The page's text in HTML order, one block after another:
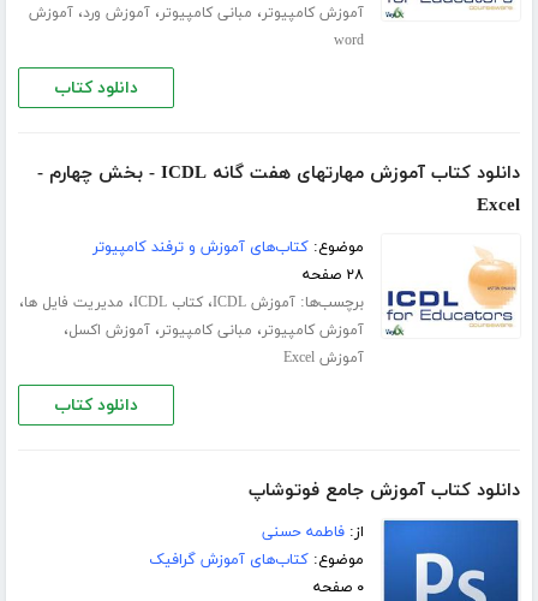
آموزش کامپیوتر، مبانی کامپیوتر،آموزش ورد،آموزش
word
دانلود کتاب
دانلود کتاب آموزش مهارتهای هفت گانه ICDL - بخش چهارم -
Excel
موضوع:کتاب‌های آموزش و ترفند کامپیوتر
۲۸ صفحه
برچسب‌ها:آموزش ICDL ،کتاب ICDL ، مدیریت فایل ها،
آموزش کامپیوتر، مبانی کامپیوتر،آموزش اکسل،
آموزش Excel
دانلود کتاب
دانلود کتاب آموزش جامع فوتوشاپ
از:فاطمه حسنی
موضوع:کتاب‌های آموزش گرافیک
۰ صفحه